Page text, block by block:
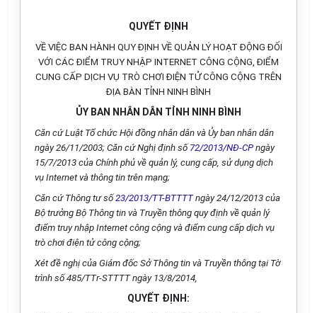
QUYẾT ĐỊNH
VỀ VIỆC BAN HÀNH QUY ĐỊNH VỀ QUẢN LÝ HOẠT ĐỘNG ĐỐI
VỚI CÁC ĐIỂM TRUY NHẬP INTERNET CÔNG CỘNG, ĐIỂM
CUNG CẤP DỊCH VỤ TRÒ CHƠI ĐIỆN TỬ CÔNG CỘNG TRÊN
ĐỊA BÀN TỈNH NINH BÌNH
ỦY BAN NHÂN DÂN TỈNH NINH BÌNH
Căn cứ Luật Tổ chức Hội đồng nhân dân và Ủy ban nhân dân
ngày 26/11/2003; Căn cứ Nghị định số 72/2013/NĐ-CP ngày
15/7/2013 của Chính phủ về quản lý, cung cấp, sử dụng dịch
vụ Internet và thông tin trên mạng;
Căn cứ Thông tư số23/2013/TT-BTTTTngày 24/12/2013 của
Bộ trưởng Bộ Thông tin và Truyền thông quy định về quản lý
điểm truy nhập Internet công cộng và điểm cung cấp dịch vụ
trò chơi điện tử công cộng;
Xét đề nghị của Giám đốc Sở Thông tin và Truyền thông tại Tờ
trình số 485/TTr-STTTT ngày 13/8/2014,
QUYẾT ĐỊNH: